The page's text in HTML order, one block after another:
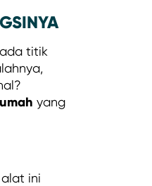
titik
yang
ini